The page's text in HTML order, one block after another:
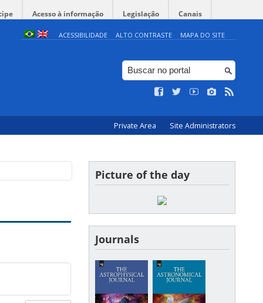
Acesso à informação Legislação Canais
ACESSIBILIDADE ALTO CONTRASTE MAPA DO SITE
Private Area Site Administrators
Picture of the day
Journals